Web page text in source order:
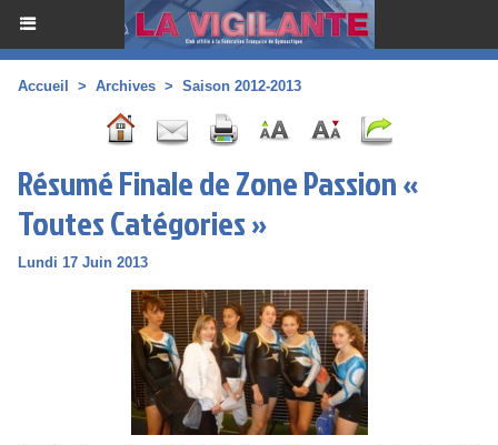
Accueil > Archives > Saison 2012-2013
Résumé Finale de Zone Passion «
Toutes Catégories »
Lundi 17 Juin 2013